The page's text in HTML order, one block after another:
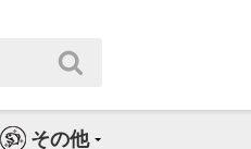
その他